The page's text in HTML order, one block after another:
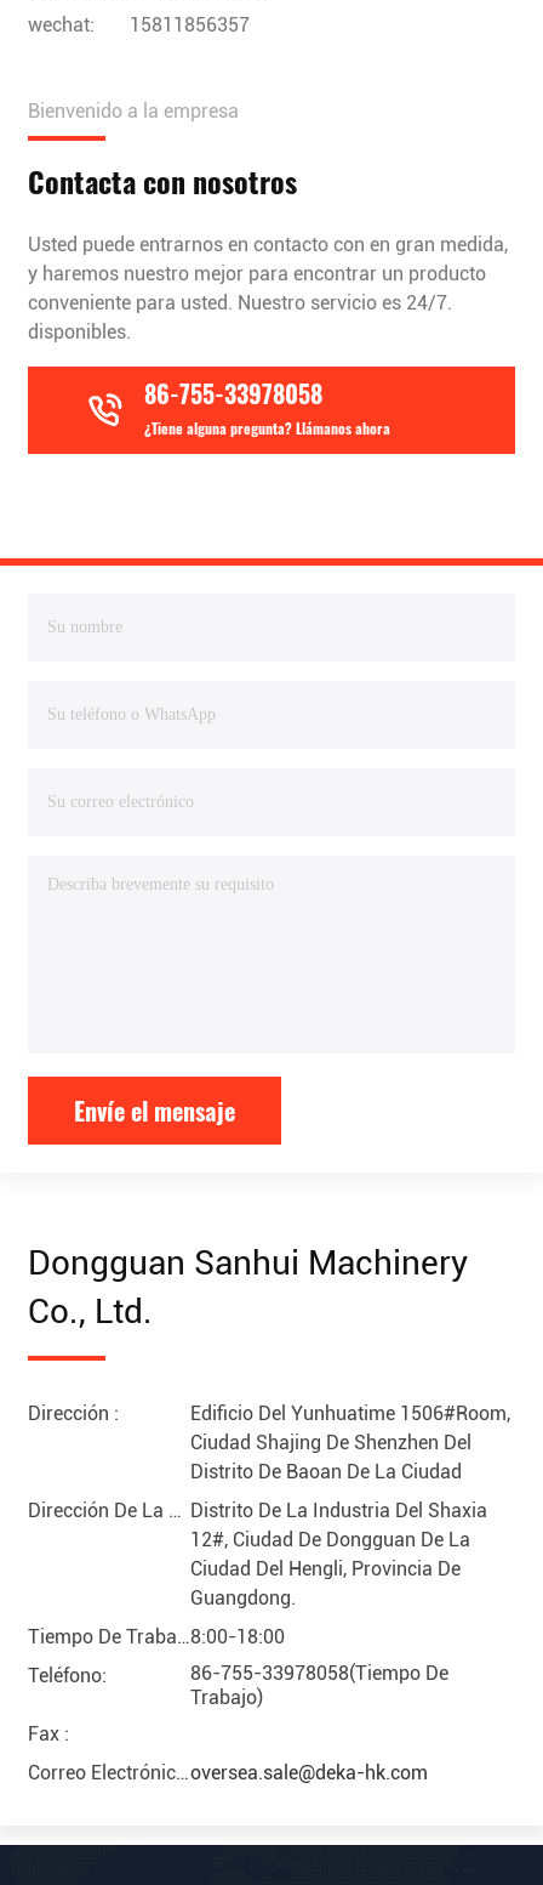
wechat:
15811856357
Bienvenido a la empresa
Contacta con nosotros
Usted puede entrarnos en contacto con en gran medida,
y haremos nuestro mejor para encontrar un producto
conveniente para usted. Nuestro servicio es 24/7.
disponibles.
86-755-33978058
¿Tiene alguna pregunta? Llámanos ahora
Envíe el mensaje
Dongguan Sanhui Machinery
Co., Ltd.
Dirección :
Edificio Del Yunhuatime 1506#room,
Ciudad Shajing De Shenzhen Del
Distrito De Baoan De La Ciudad
Dirección De La Fábrica : Distrito De La Industria Del Shaxia
12#, Ciudad De Dongguan De La
Ciudad Del Hengli, Provincia De
Guangdong.
Tiempo De Trabajo8:00-18:00
Teléfono:
86-755-33978058(Tiempo De
Trabajo)
Fax :
Correo Electrónico :oversea.sale@deka-hk.com